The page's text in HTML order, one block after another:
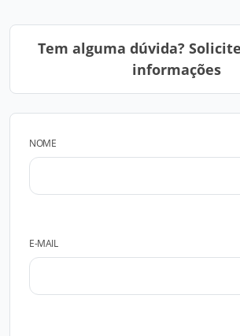
Tem alguma dúvida?
informações
NOME
E-MAIL